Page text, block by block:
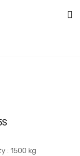
: 1500 kg